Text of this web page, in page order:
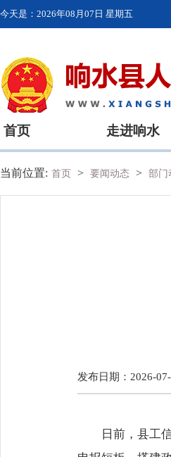
今天是： 2026年08月07日 星期五
首页 走进响水
当前位置: 首页 > 要闻动态 > 部门
发布日期：2026-
日前，县工